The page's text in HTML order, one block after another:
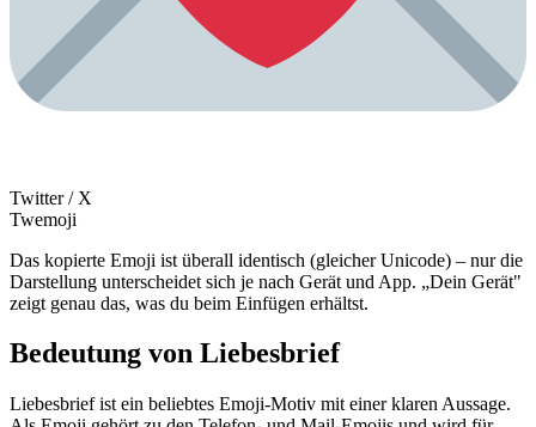
Twitter / X
Twemoji
Das kopierte Emoji ist überall identisch (gleicher Unicode) – nur die
Darstellung unterscheidet sich je nach Gerät und App. „Dein Gerät"
zeigt genau das, was du beim Einfügen erhältst.
Bedeutung von Liebesbrief
Liebesbrief ist ein beliebtes Emoji-Motiv mit einer klaren Aussage.